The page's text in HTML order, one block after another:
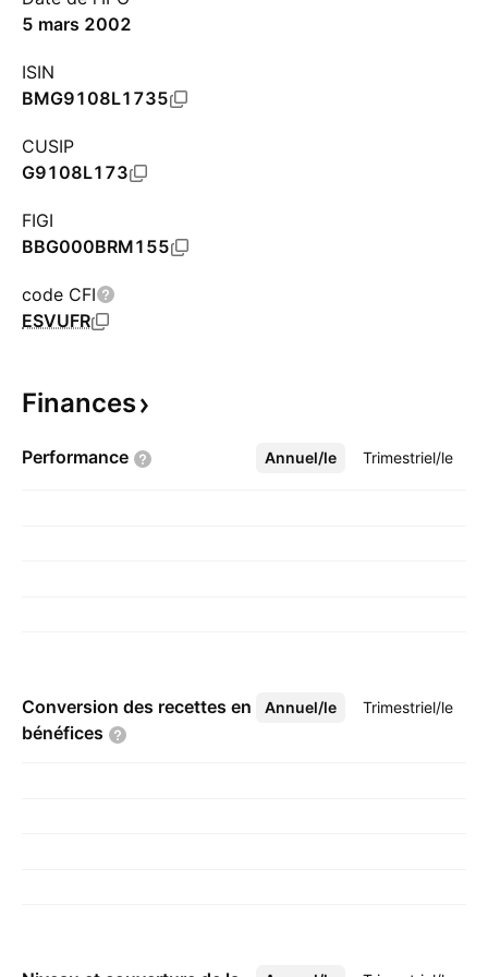
5 mars 2002
ISIN
BMG9108L1735
CUSIP
G9108L173
FIGI
BBG000BRM155
code CFI
ESVUFR
Finances
Performance Annuel/le Trimestriel/le
Plus
Conversion des recettes en
bénéfices
Annuel/le Trimestriel/le
Plus